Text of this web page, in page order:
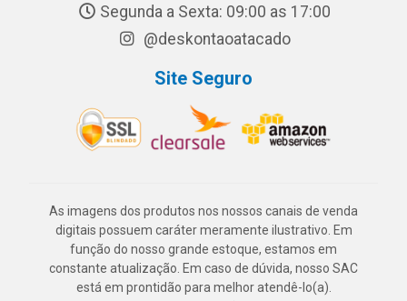
Segunda a Sexta: 09:00 as 17:00
@deskontaoatacado
Site Seguro
As imagens dos produtos nos nossos canais de venda
digitais possuem caráter meramente ilustrativo. Em
função do nosso grande estoque, estamos em
constante atualização. Em caso de dúvida, nosso SAC
está em prontidão para melhor atendê-lo(a).